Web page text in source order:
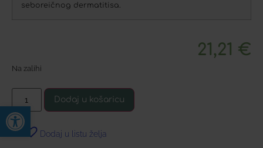
Open toolbar
seboreičnog dermatitisa.
21,21 €
Na zalihi
Dodaj u košaricu
Dodaj u listu želja